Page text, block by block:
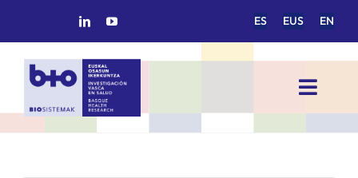
ES EUS EN
Toggle
INICIO